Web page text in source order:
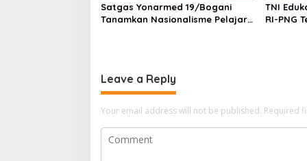
Satgas Yonarmed 19/Bogani
Tanamkan Nasionalisme Pelajar
TNI
RI-PNG
Leave a Reply
Your email address will not be published. Required